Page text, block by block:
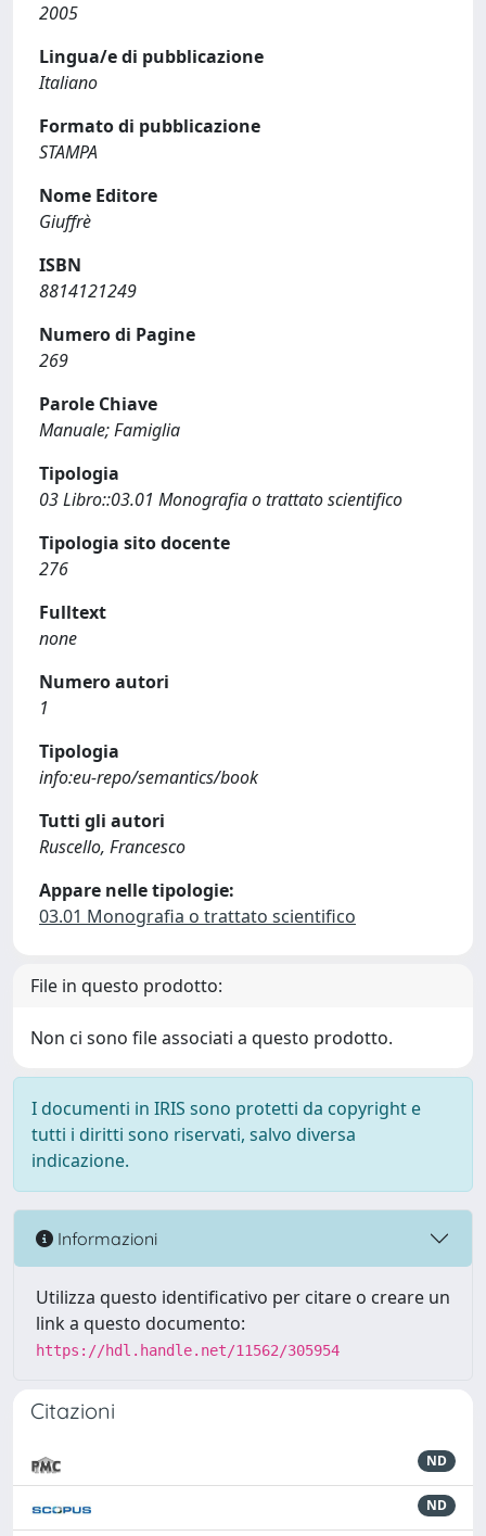
2005
Lingua/e di pubblicazione
Italiano
Formato di pubblicazione
STAMPA
Nome Editore
Giuffrè
ISBN
8814121249
Numero di Pagine
269
Parole Chiave
Manuale; Famiglia
Tipologia
03 Libro::03.01 Monografia o trattato scientifico
Tipologia sito docente
276
Fulltext
none
Numero autori
1
Tipologia
info:eu-repo/semantics/book
Tutti gli autori
Ruscello, Francesco
Appare nelle tipologie:
03.01 Monografia o trattato scientifico
File in questo prodotto:
Non ci sono file associati a questo prodotto.
I documenti in IRIS sono protetti da copyright e
tutti i diritti sono riservati, salvo diversa
indicazione.
Informazioni
Utilizza questo identificativo per citare o creare un
link a questo documento:
https://hdl.handle.net/11562/305954
Citazioni
ND
ND